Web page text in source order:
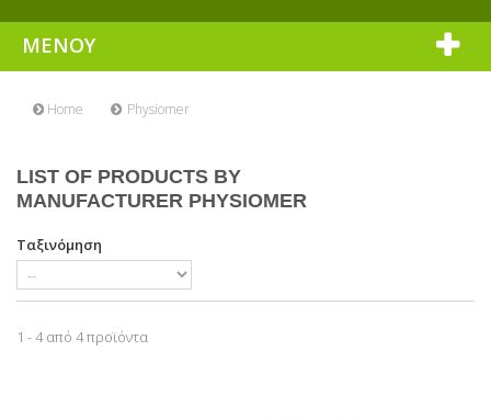
ΜΕΝΟΎ
Home Physiomer
LIST OF PRODUCTS BY
MANUFACTURER PHYSIOMER
Ταξινόμηση
1 - 4 από 4 προϊόντα